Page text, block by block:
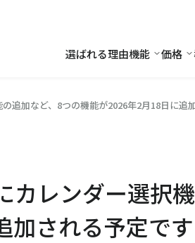
選ばれる理由機能 機能
価格
追加など、8つの機能が2026年2月18日に追
カレンダー選択
加される予定で